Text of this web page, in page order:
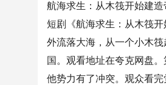
航海求生：从木筏开始建
短剧《航海求生：从木筏
外流落大海，从一个小木
国。观看地址在夸克网盘
他势力有了冲突。观众看